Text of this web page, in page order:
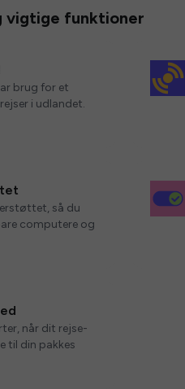
vigtige funktioner
brug for et
i udlandet.
så du
computere og
når dit rejse-
til din pakkes